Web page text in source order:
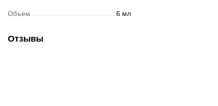
Объем 6 мл
Отзывы